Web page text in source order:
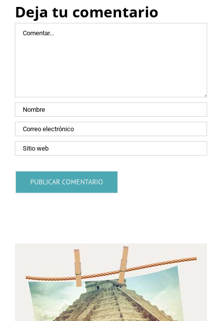
Deja tu comentario
Comentar